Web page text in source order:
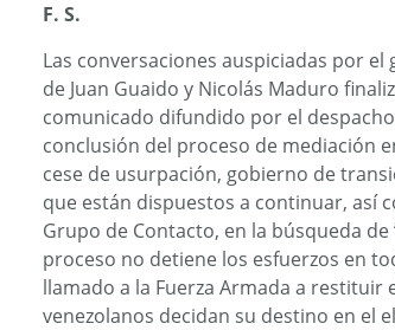
F. S.
Las conversaciones auspiciadas por
de Juan Guaido y Nicolás Maduro
comunicado difundido por el
conclusión del proceso de mediación
cese de usurpación, gobierno de
que están dispuestos a continuar, así
Grupo de Contacto, en la búsqueda de
proceso no detiene los esfuerzos en
llamado a la Fuerza Armada a
venezolanos decidan su destino en el